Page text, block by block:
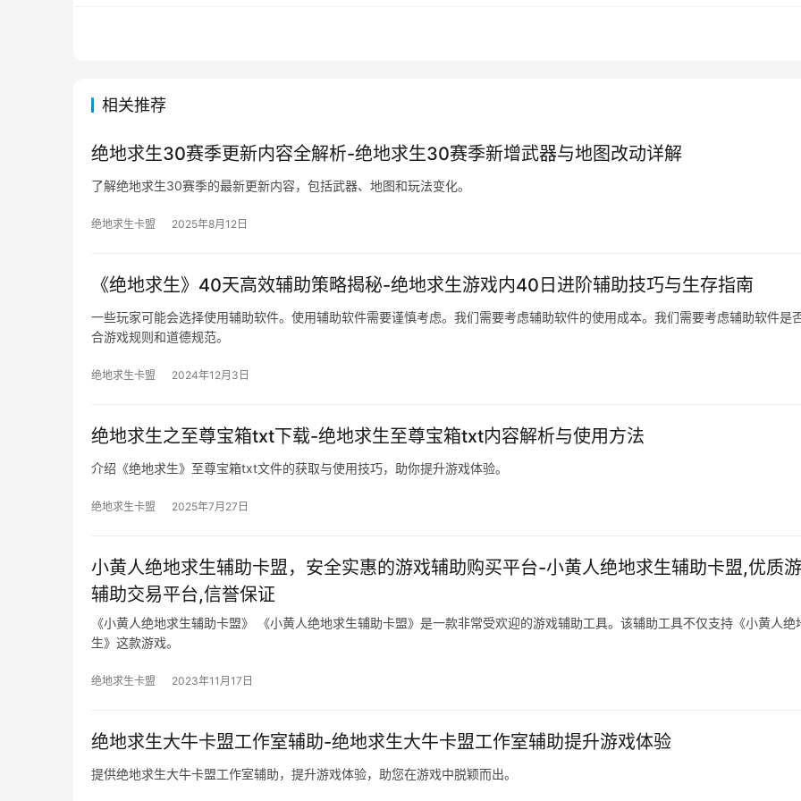
相关推荐
绝地求生30赛季更新内容全解析-绝地求生30赛季新增武器与地图改动详解
了解绝地求生30赛季的最新更新内容，包括武器、地图和玩法变化。
绝地求生卡盟 2025年8月12日
《绝地求生》40天高效辅助策略揭秘-绝地求生游戏内40日进阶辅助技巧与生存指南
一些玩家可能会选择使用辅助软件。使用辅助软件需要谨慎考虑。我们需要考虑辅助软件的使用成本。我们需要考虑辅助软件是
合游戏规则和道德规范。
绝地求生卡盟 2024年12月3日
绝地求生之至尊宝箱txt下载-绝地求生至尊宝箱txt内容解析与使用方法
介绍《绝地求生》至尊宝箱txt文件的获取与使用技巧，助你提升游戏体验。
绝地求生卡盟 2025年7月27日
小黄人绝地求生辅助卡盟，安全实惠的游戏辅助购买平台-小黄人绝地求生辅助卡盟,优质
辅助交易平台,信誉保证
《小黄人绝地求生辅助卡盟》 《小黄人绝地求生辅助卡盟》是一款非常受欢迎的游戏辅助工具。该辅助工具不仅支持《小黄人绝
生》这款游戏。
绝地求生卡盟 2023年11月17日
绝地求生大牛卡盟工作室辅助-绝地求生大牛卡盟工作室辅助提升游戏体验
提供绝地求生大牛卡盟工作室辅助，提升游戏体验，助您在游戏中脱颖而出。